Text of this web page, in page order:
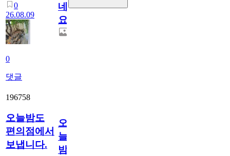
0
26.08.09
0
댓글
네
요.
196758
오늘밤도
편의점에서
보냅니다.
오
늘
밤